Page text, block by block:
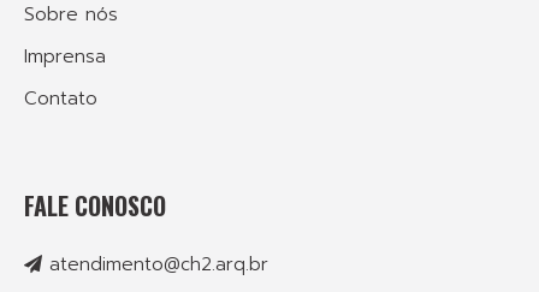
Sobre nós
Imprensa
Contato
FALE CONOSCO
atendimento@ch2.arq.br